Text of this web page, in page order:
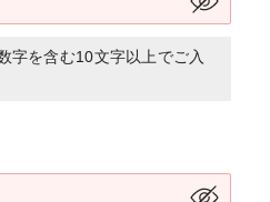
字を含む10文字以上でご入